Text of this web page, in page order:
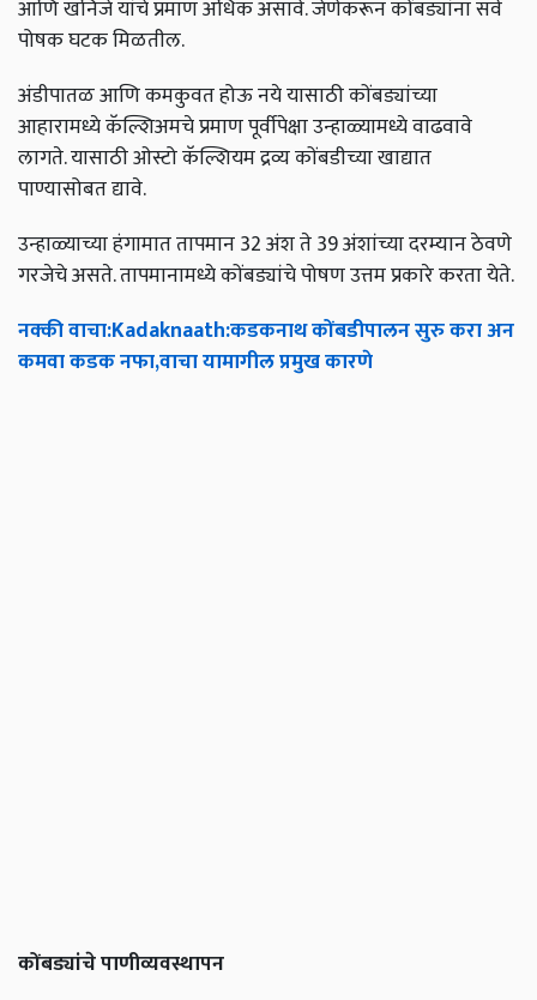
आणि खनिजे यांचे प्रमाण अधिक असावे. जेणेकरून कोंबड्यांना सर्व
पोषक घटक मिळतील.
अंडीपातळ आणि कमकुवत होऊ नये यासाठी कोंबड्यांच्या
आहारामध्ये कॅल्शिअमचे प्रमाण पूर्वीपेक्षा उन्हाळ्यामध्ये वाढवावे
लागते. यासाठी ओस्टो कॅल्शियम द्रव्य कोंबडीच्या खाद्यात
पाण्यासोबत द्यावे.
उन्हाळ्याच्या हंगामात तापमान 32 अंश ते 39 अंशांच्या दरम्यान ठेवणे
गरजेचे असते. तापमानामध्ये कोंबड्यांचे पोषण उत्तम प्रकारे करता येते.
नक्कीवाचा:Kadaknaath:कडकनाथकोंबडीपालनसुरुकराअन
कमवाकडकनफा,वाचायामागीलप्रमुखकारणे
कोंबड्यांचेपाणीव्यवस्थापन